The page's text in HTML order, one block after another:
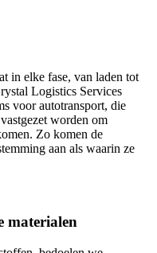
in elke fase, van laden tot
Logistics Services
voor autotransport, die
worden om
Zo komen de
aan als waarin ze
materialen